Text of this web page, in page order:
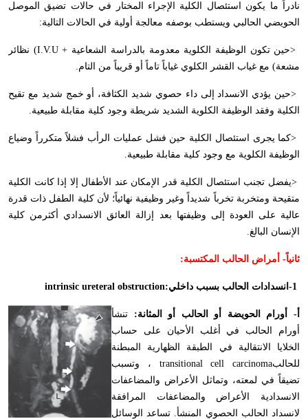
نادراً ما يكون استئصال الكلية الإجراء المختار في حالات تضيق الموصل
الحويضي الحالبي ويستطب بوصفه معالجة أولية في الحالات التالية:
>حين تكون الوظيفة الكلوية معدومة بالدراسة الشعاعية (I.V.U + نظائر
مشعة) مع غياب القشر الكلوي غياباً تاماً أو قريباً من التام.
>حين يؤدي الانسداد إلى داء حصوي شديد الكثافة، أو خمج شديد مع تقيح
الكلية وفقد الوظيفة الكلوية الشديد شريطة وجود كلية مقابلة طبيعية.
>كما يجرى استئصال الكلية حين فشل عمليات الرأب فشلاً متكرراً وضياع
الوظيفة الكلوية مع وجود كلية مقابلة طبيعية.
>يفضل تجنب استئصال الكلية قدر الإمكان عند الأطفال إلا إذا كانت الكلية
متقيحة ومتخربة تخرباً شديداً وغير وظيفية نهائياً؛ لأن كلية الطفل ذات قدرة
عالية على العودة إلى وظيفتها بعد إزالة العائق الانسدادي أكثرمن كلية
الإنسان البالغ.
ثانياً- أمراض الحالب المكتسبة:
-1 انسدادات الحالب بسبب داخليintrinsic ureteral obstruction:
أ- أورام الحويضة أو الحالب أو المثانة: تنشأ
أورام الحالب في أغلب الأحيان على حساب
الخلايا الانتقالية في الطبقة الظهارية المبطنة
للحالبtransitional cell carcinoma ، وتسبب
تضيقاً في لمعته، وتماثل الأعراض والمضاعفات
الانسدادية الأعراض والمضاعفات المرافقة
لانسداد الحالب الحصوي المنشأ. تساعد الوسائل